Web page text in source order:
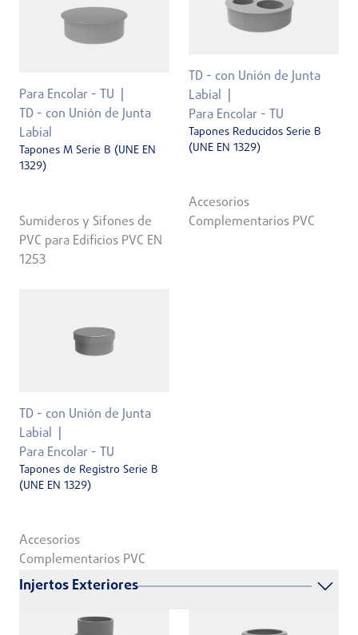
Para Encolar - TU
TD - con Unión de Junta
Labial
Tapones M Serie B (UNE EN
1329)
Sumideros y Sifones de
PVC para Edificios PVC EN
1253
TD - con Unión de Junta
Labial
Para Encolar - TU
Tapones Reducidos Serie B
(UNE EN 1329)
Accesorios
Complementarios PVC
TD - con Unión de Junta
Labial
Para Encolar - TU
Tapones de Registro Serie B
(UNE EN 1329)
Accesorios
Complementarios PVC
Injertos Exteriores